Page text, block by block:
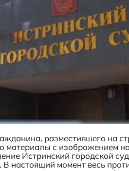
разместившего на
материалы с изображением
Истринский городской
настоящий момент весь